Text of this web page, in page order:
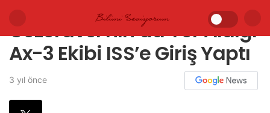
Gezeravcı’nın da Yer Aldığı
Ax-3 Ekibi ISS’e Giriş Yaptı
3 yıl önce